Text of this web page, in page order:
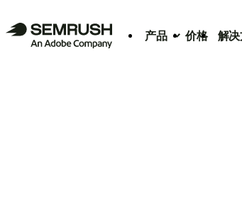
产品 价格 解